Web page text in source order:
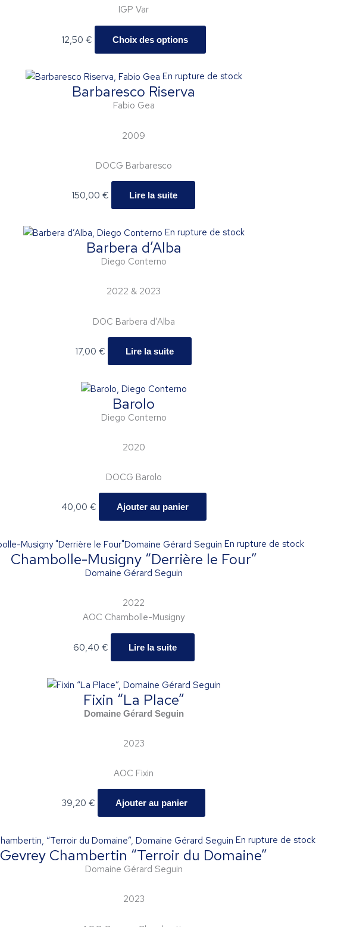
IGP Var
12,50 € Choix des options
sur
page
du
En rupture de stock
Barbaresco Riserva
Fabio Gea
2009
DOCG Barbaresco
150,00 € Lire la suite
En rupture de stock
Barbera d’Alba
Diego Conterno
2022 & 2023
DOC Barbera d’Alba
17,00 € Lire la suite
Barolo
Diego Conterno
2020
DOCG Barolo
40,00 € Ajouter au panier
En rupture de stock
Chambolle-Musigny “Derrière le Four”
Domaine Gérard Seguin
2022
AOC Chambolle-Musigny
60,40 € Lire la suite
Fixin “La Place”
Domaine Gérard Seguin
2023
AOC Fixin
39,20 € Ajouter au panier
En rupture de stock
Gevrey Chambertin “Terroir du Domaine”
Domaine Gérard Seguin
2023